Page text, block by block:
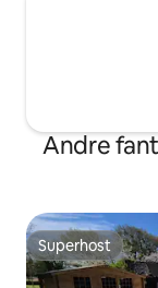
Andre
Superhost
Superhost